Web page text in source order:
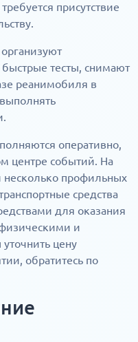
присутствие
тесты, снимают
реанимобиля в
оперативно,
центре событий. На
несколько профильных
средства
для оказания
и
цену
обратитесь по